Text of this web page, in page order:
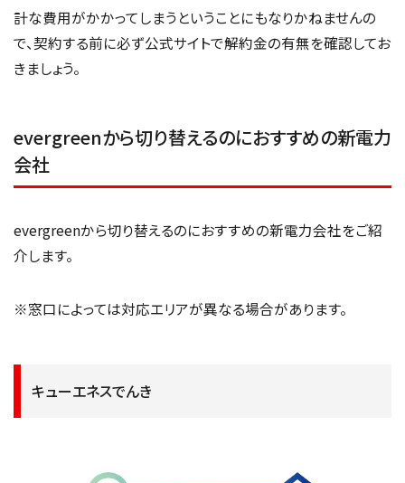
計な費用がかかってしまうということにもなりかねませんの
で、契約する前に必ず公式サイトで解約金の有無を確認してお
きましょう。
evergreenから切り替えるのにおすすめの新電力
会社
evergreenから切り替えるのにおすすめの新電力会社をご紹
介します。
※窓口によっては対応エリアが異なる場合があります。
キューエネスでんき